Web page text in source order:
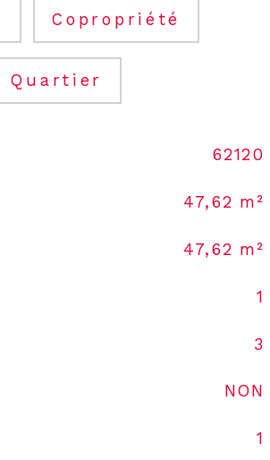
Copropriété
Quartier
62120
47,62 m²
47,62 m²
1
3
NON
1